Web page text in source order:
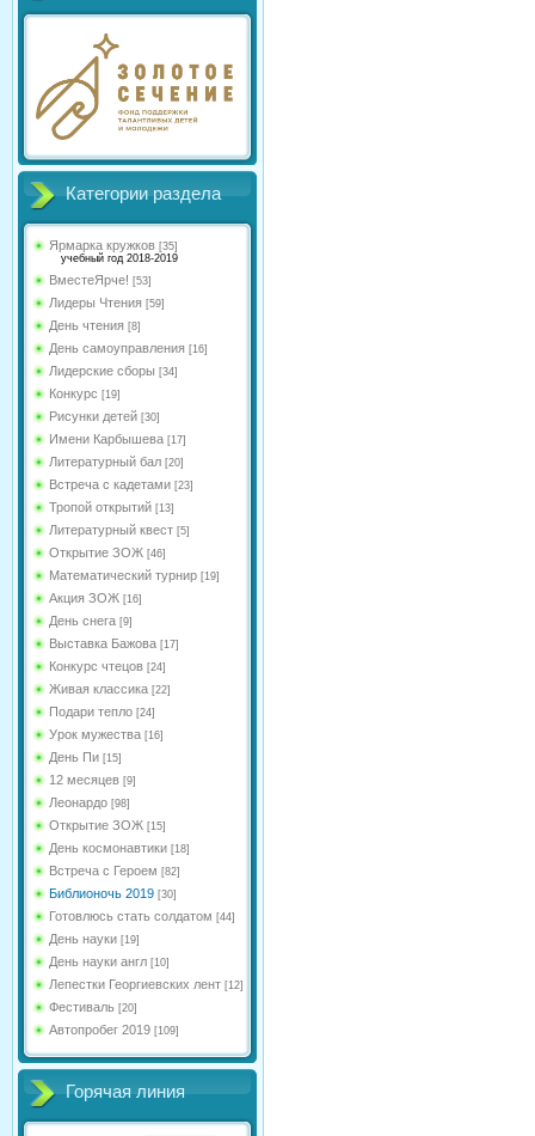
Категории раздела
Ярмарка кружков [35]
учебный год 2018-2019
ВместеЯрче! [53]
Лидеры Чтения [59]
День чтения [8]
День самоуправления [16]
Лидерские сборы [34]
Конкурс [19]
Рисунки детей [30]
Имени Карбышева [17]
Литературный бал [20]
Встреча с кадетами [23]
Тропой открытий [13]
Литературный квест [5]
Открытие ЗОЖ [46]
Математический турнир [19]
Акция ЗОЖ [16]
День снега [9]
Выставка Бажова [17]
Конкурс чтецов [24]
Живая классика [22]
Подари тепло [24]
Урок мужества [16]
День Пи [15]
12 месяцев [9]
Леонардо [98]
Открытие ЗОЖ [15]
День космонавтики [18]
Встреча с Героем [82]
Библионочь 2019 [30]
Готовлюсь стать солдатом [44]
День науки [19]
День науки англ [10]
Лепестки Георгиевских лент [12]
Фестиваль [20]
Автопробег 2019 [109]
Горячая линия